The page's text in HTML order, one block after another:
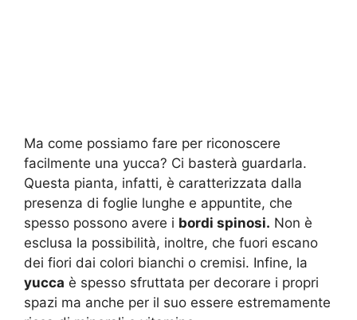
Ma come possiamo fare per riconoscere
facilmente una yucca? Ci basterà guardarla.
Questa pianta, infatti, è caratterizzata dalla
presenza di foglie lunghe e appuntite, che
spesso possono avere i bordi spinosi. Non è
esclusa la possibilità, inoltre, che fuori escano
dei fiori dai colori bianchi o cremisi. Infine, la
yucca è spesso sfruttata per decorare i propri
spazi ma anche per il suo essere estremamente